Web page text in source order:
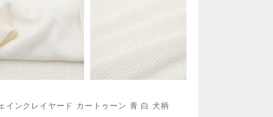
ンクレイヤード カートゥーン 青 白 犬柄